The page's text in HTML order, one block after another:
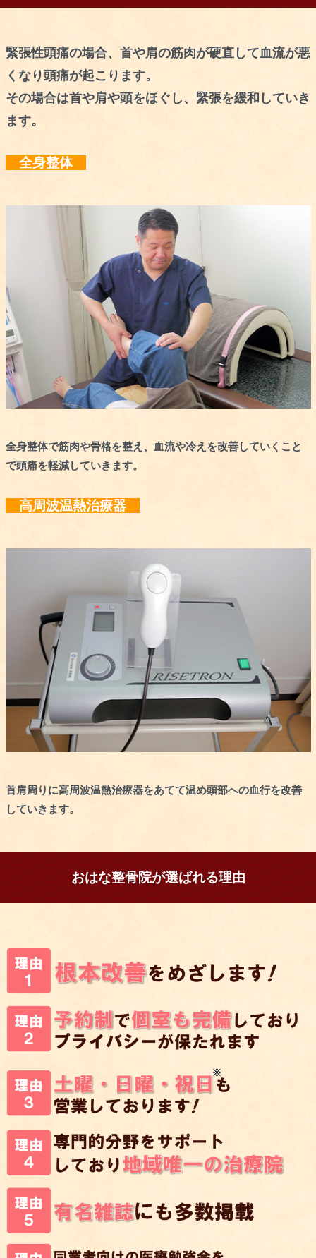
緊張性頭痛の場合、首や肩の筋肉が硬直して血流が悪
くなり頭痛が起こります。
その場合は首や肩や頭をほぐし、緊張を緩和していき
ます。
全身整体
全身整体で筋肉や骨格を整え、血流や冷えを改善していくこと
で頭痛を軽減していきます。
高周波温熱治療器
首肩周りに高周波温熱治療器をあてて温め頭部への血行を改善
していきます。
おはな整骨院が選ばれる理由